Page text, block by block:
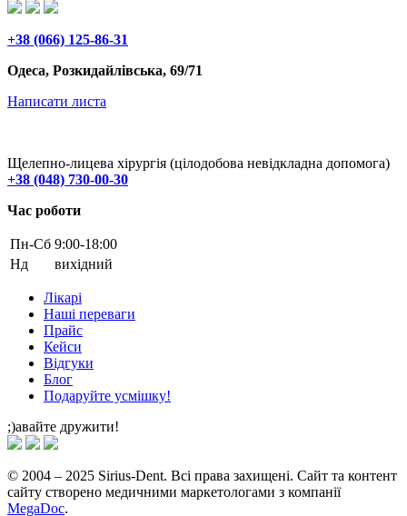
+38 (066) 125-86-31
Одеса, Розкидайлівська, 69/71
Написати листа
Щелепно-лицева хірургія (цілодобова невідкладна допомога)
+38 (048) 730-00-30
Час роботи
Пн-Cб 9:00-18:00
Нд
вихідний
Лікарі
Наші переваги
Прайс
Кейси
Відгуки
Блог
Подаруйте усмішку!
;)авайте дружити!
© 2004 – 2025 Sirius-Dent. Всі права захищені. Сайт та контент
сайту створено медичними маркетологами з компанії
MegaDoc.